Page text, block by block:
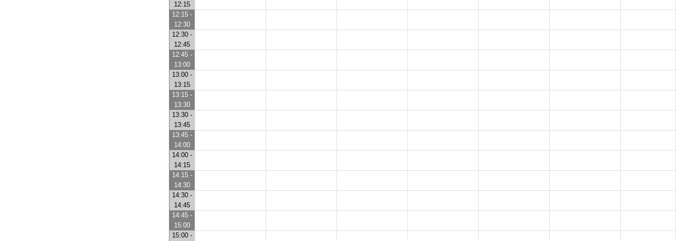
12:15
12:15 -
12:30
12:30 -
12:45
12:45 -
13:00
13:00 -
13:15
13:15 -
13:30
13:30 -
13:45
13:45 -
14:00
14:00 -
14:15
14:15 -
14:30
14:30 -
14:45
14:45 -
15:00
15:00 -